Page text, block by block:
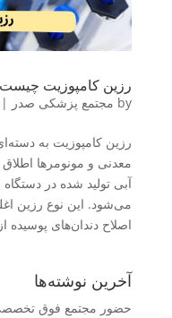
رزین کامپوزیت
by مجتمع پزشکی صدر |
رزین کامپوزیت به
معدنی و مونومرها
آبی تولید شده در
می‌شود. این نوع رزین
اصلاح دندان‌های پوسیده
آخرین نوشته‌ها
حضور مجتمع فوق تخصصی